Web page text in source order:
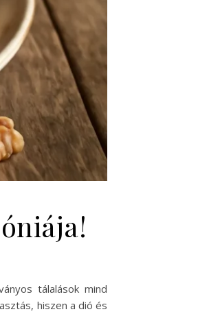
tálalások mind
hiszen a dió és